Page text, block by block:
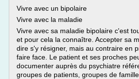
Vivre avec un bipolaire
Vivre avec la maladie
Vivre avec sa maladie bipolaire c'est
et pour cela la connaître. Accepter sa
dire s'y résigner, mais au contraire en
faire face. Le patient et ses proches
documenter auprès du psychiatre
groupes de patients, groupes de